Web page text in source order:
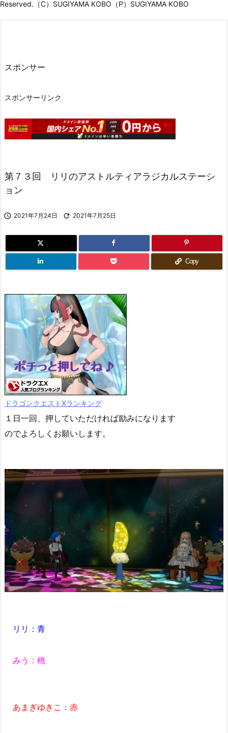
Reserved.（C）SUGIYAMA KOBO（P）SUGIYAMA KOBO
スポンサー
スポンサーリンク
第７３回 リリのアストルティアラジカルステーシ
ョン
 2021年7月24日  2021年7月25日
Copy
ドラゴンクエストXランキング
１日一回、押していただければ励みになります
のでよろしくお願いします。
リリ：青
みう：桃
あまぎゆきこ：赤